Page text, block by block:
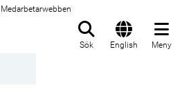
Medarbetarwebben
Sök English Meny